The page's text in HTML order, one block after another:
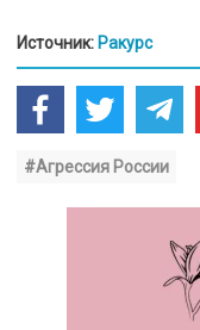
Источник: Ракурс
#Агрессия России